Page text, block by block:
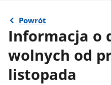
Powrót
Informacja o
wolnych od
listopada